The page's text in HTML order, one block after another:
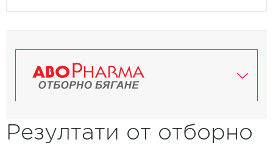
Резултати от отборно